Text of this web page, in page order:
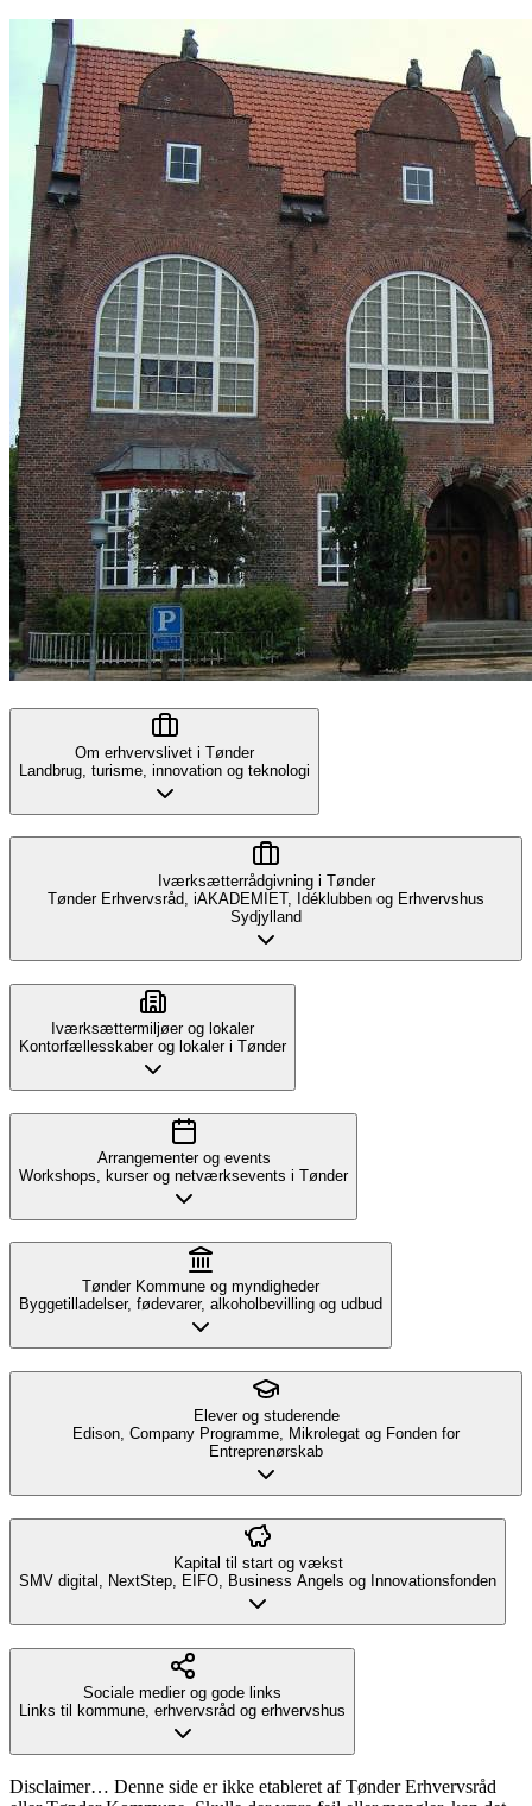
Om erhvervslivet i Tønder
Landbrug, turisme, innovation og teknologi
Iværksætterrådgivning i Tønder
Tønder Erhvervsråd, iAKADEMIET, Idéklubben og Erhvervshus
Sydjylland
Iværksættermiljøer og lokaler
Kontorfællesskaber og lokaler i Tønder
Arrangementer og events
Workshops, kurser og netværksevents i Tønder
Tønder Kommune og myndigheder
Byggetilladelser, fødevarer, alkoholbevilling og udbud
Elever og studerende
Edison, Company Programme, Mikrolegat og Fonden for
Entreprenørskab
Kapital til start og vækst
SMV digital, NextStep, EIFO, Business Angels og Innovationsfonden
Sociale medier og gode links
Links til kommune, erhvervsråd og erhvervshus
Disclaimer… Denne side er ikke etableret af Tønder Erhvervsråd